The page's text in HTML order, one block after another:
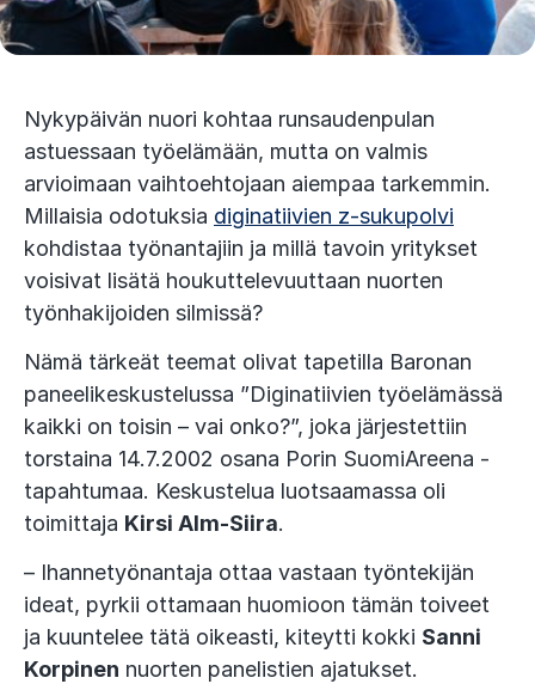
Nykypäivän nuori kohtaa runsaudenpulan
astuessaan työelämään, mutta on valmis
arvioimaan vaihtoehtojaan aiempaa tarkemmin.
Millaisia odotuksia diginatiivien z-sukupolvi
kohdistaa työnantajiin ja millä tavoin yritykset
voisivat lisätä houkuttelevuuttaan nuorten
työnhakijoiden silmissä?
Nämä tärkeät teemat olivat tapetilla Baronan
paneelikeskustelussa ”Diginatiivien työelämässä
kaikki on toisin – vai onko?”, joka järjestettiin
torstaina 14.7.2002 osana Porin SuomiAreena -
tapahtumaa. Keskustelua luotsaamassa oli
toimittaja Kirsi Alm-Siira.
– Ihannetyönantaja ottaa vastaan työntekijän
ideat, pyrkii ottamaan huomioon tämän toiveet
ja kuuntelee tätä oikeasti, kiteytti kokki Sanni
Korpinen nuorten panelistien ajatukset.